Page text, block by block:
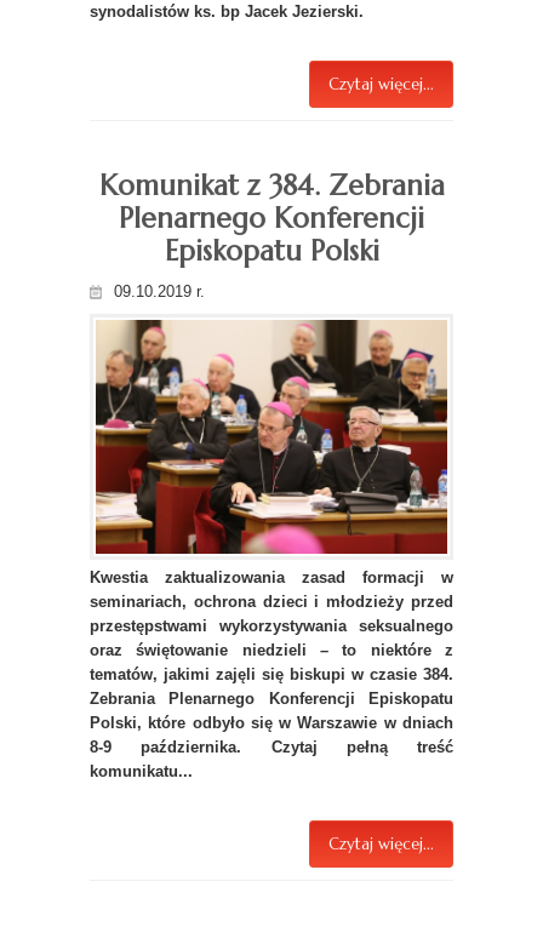
synodalistów ks. bp Jacek Jezierski.
Czytaj więcej...
Komunikat z 384. Zebrania
Plenarnego Konferencji
Episkopatu Polski
09.10.2019 r.
Kwestia zaktualizowania zasad formacji w
seminariach, ochrona dzieci i młodzieży przed
przestępstwami wykorzystywania seksualnego
oraz świętowanie niedzieli – to niektóre z
tematów, jakimi zajęli się biskupi w czasie 384.
Zebrania Plenarnego Konferencji Episkopatu
Polski, które odbyło się w Warszawie w dniach
8-9 października. Czytaj pełną treść
komunikatu...
Czytaj więcej...